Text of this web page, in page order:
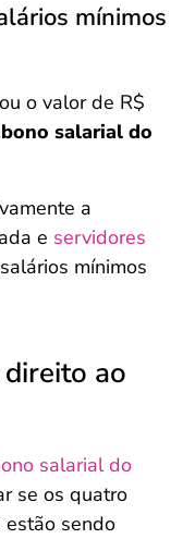
mínimos
o valor de R$
salarial do
a
e servidores
mínimos
ao
salarial do
se os quatro
estão sendo